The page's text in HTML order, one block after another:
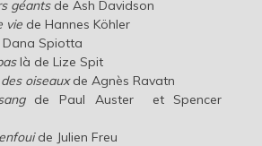
géantsde Ash Davidson
viede Hannes Köhler
Spiotta
là de Lize Spit
oiseauxde Agnès Ravatn
de Paul Auster et Spencer
de Julien Freu